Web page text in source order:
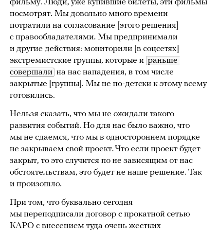
фильму. Люди, уже купившие билеты, эти фильмы
посмотрят. Мы довольно много времени
потратили на согласование [этого решения]
с правообладателями. Мы предпринимали
и другие действия: мониторили [в соцсетях]
экстремистские группы, которые и раньше
совершали на нас нападения, в том числе
закрытые [группы]. Мы не по-детски к этому всему
готовились.
Нельзя сказать, что мы не ожидали такого
развития событий. Но для нас было важно, что
мы не сдаемся, что мы в одностороннем порядке
не закрываем свой проект. Что если проект будет
закрыт, то это случится по не зависящим от нас
обстоятельствам, это будет не наше решение. Так
и произошло.
При том, что буквально сегодня
мы переподписали договор с прокатной сетью
КАРО с внесением туда очень жестких